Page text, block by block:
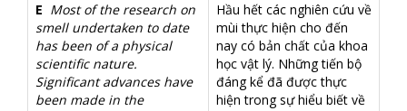
E Most of the research on
smell undertaken to date
has been of a physical
scientific nature.
Significant advances have
been made in the
Hầu hết các nghiên cứu về
mùi thực hiện cho đến
nay có bản chất của khoa
học vật lý. Những tiến bộ
đáng kể đã được thực
hiện trong sự hiểu biết về